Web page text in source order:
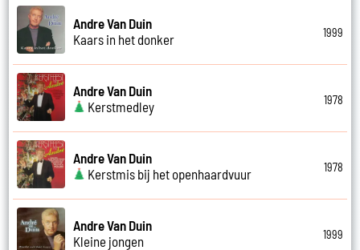
Andre Van Duin
Kaars in het donker
1999
Andre Van Duin
Kerstmedley
1978
Andre Van Duin
Kerstmis bij het openhaardvuur
1978
Andre Van Duin
Kleine jongen
1999